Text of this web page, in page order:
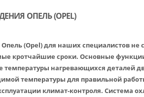
ОПЕЛЬ (OPEL)
(Opel)для наших специалистов не
кротчайшие сроки. Основные
нагревающихся деталей
температуры для правильной
климат-контроля. Система